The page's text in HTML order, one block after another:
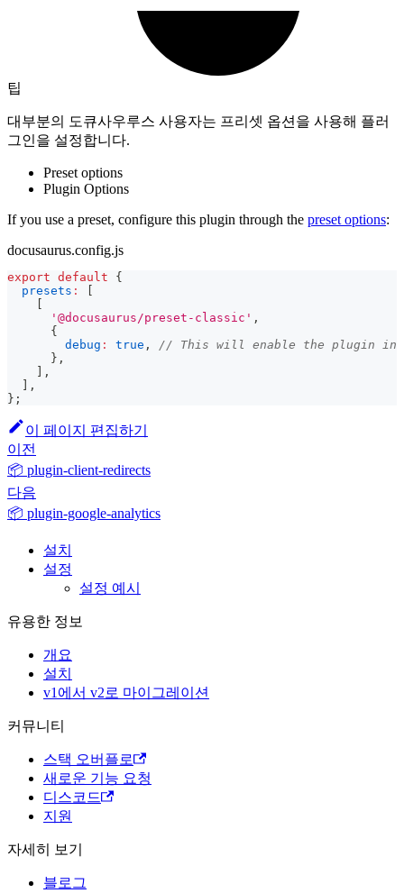
팁
대부분의 도큐사우루스 사용자는 프리셋 옵션을 사용해 플러
그인을 설정합니다.
Preset options
Plugin Options
If you use a preset, configure this plugin through the preset options:
docusaurus.config.js
export default
{
presets :
'@docusaurus/preset-classic' ,
{
debug : true ,
// This will enable the plugin in
} ,
,
,
} ;
이 페이지 편집하기
이전
📦 plugin-client-redirects
다음
📦 plugin-google-analytics
설치
설정
설정 예시
유용한 정보
개요
설치
v1에서 v2로 마이그레이션
커뮤니티
스택 오버플로
새로운 기능 요청
디스코드
지원
자세히 보기
블로그